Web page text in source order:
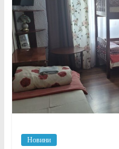
Новини